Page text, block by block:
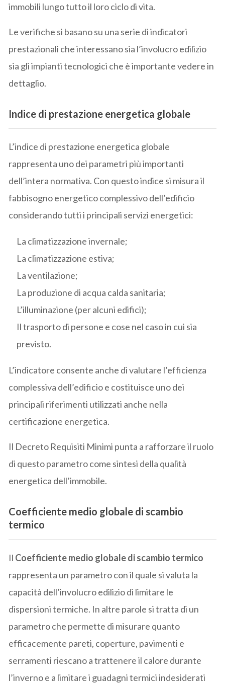
immobili lungo tutto il loro ciclo di vita.
Le verifiche si basano su una serie di indicatori
prestazionali che interessano sia l’involucro edilizio
sia gli impianti tecnologici che è importante vedere in
dettaglio.
Indice di prestazione energetica globale
L’indice di prestazione energetica globale
rappresenta uno dei parametri più importanti
dell’intera normativa. Con questo indice si misura il
fabbisogno energetico complessivo dell’edificio
considerando tutti i principali servizi energetici:
La climatizzazione invernale;
La climatizzazione estiva;
La ventilazione;
La produzione di acqua calda sanitaria;
L’illuminazione (per alcuni edifici);
Il trasporto di persone e cose nel caso in cui sia
previsto.
L’indicatore consente anche di valutare l’efficienza
complessiva dell’edificio e costituisce uno dei
principali riferimenti utilizzati anche nella
certificazione energetica.
Il Decreto Requisiti Minimi punta a rafforzare il ruolo
di questo parametro come sintesi della qualità
energetica dell’immobile.
Coefficiente medio globale di scambio
termico
Il Coefficiente medio globale di scambio termico
rappresenta un parametro con il quale si valuta la
capacità dell’involucro edilizio di limitare le
dispersioni termiche. In altre parole si tratta di un
parametro che permette di misurare quanto
efficacemente pareti, coperture, pavimenti e
serramenti riescano a trattenere il calore durante
l’inverno e a limitare i guadagni termici indesiderati